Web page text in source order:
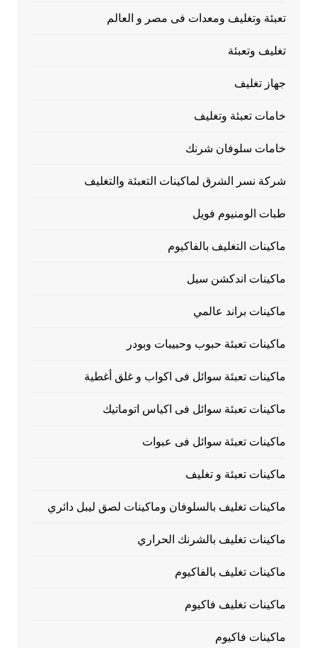
تعبئة وتغليف ومعدات فى مصر و العالم
تغليف وتعبئة
جهاز تغليف
خامات تعبئة وتغليف
خامات سلوفان شرنك
شركة نسر الشرق لماكينات التعبئة والتغليف
طبات الومنيوم فويل
ماكينات التغليف بالفاكيوم
ماكينات اندكشن سيل
ماكينات براند عالمي
ماكينات تعبئة حبوب وحبيبات وبودر
ماكينات تعبئة سوائل فى اكواب و غلق أغطية
ماكينات تعبئة سوائل فى اكياس اتوماتيك
ماكينات تعبئة سوائل فى عبوات
ماكينات تعبئة و تغليف
ماكينات تغليف بالسلوفان وماكينات لصق ليبل دائري
ماكينات تغليف بالشرنك الحراري
ماكينات تغليف بالفاكيوم
ماكينات تغليف فاكيوم
ماكينات فاكيوم